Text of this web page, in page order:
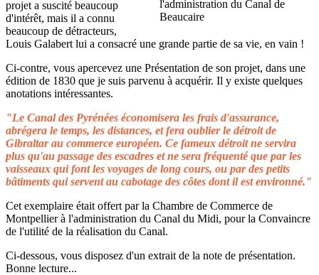
projet a suscité beaucoup
d'intérêt, mais il a connu
beaucoup de détracteurs,
Louis Galabert lui a consacré une grande partie de sa vie, en vain !
Ci-contre, vous apercevez une Présentation de son projet, dans une
édition de 1830 que je suis parvenu à acquérir. Il y existe quelques
anotations intéressantes.
"Le Canal des Pyrénées économisera les frais d'assurance,
abrégera le temps, les distances, et fera oublier le détroit de
Gibraltar au commerce européen. Ce fameux détroit ne servira
plus qu'au passage des escadres et ne sera fréquenté que par les
vaisseaux qui font les voyages de long cours, ou par des petits
bâtiments qui servent au cabotage des côtes dont il est environné."
Cet exemplaire était offert par la Chambre de Commerce de
Montpellier à l'administration du Canal du Midi, pour la Convaincre
de l'utilité de la réalisation du Canal.
Ci-dessous, vous disposez d'un extrait de la note de présentation.
Bonne lecture...